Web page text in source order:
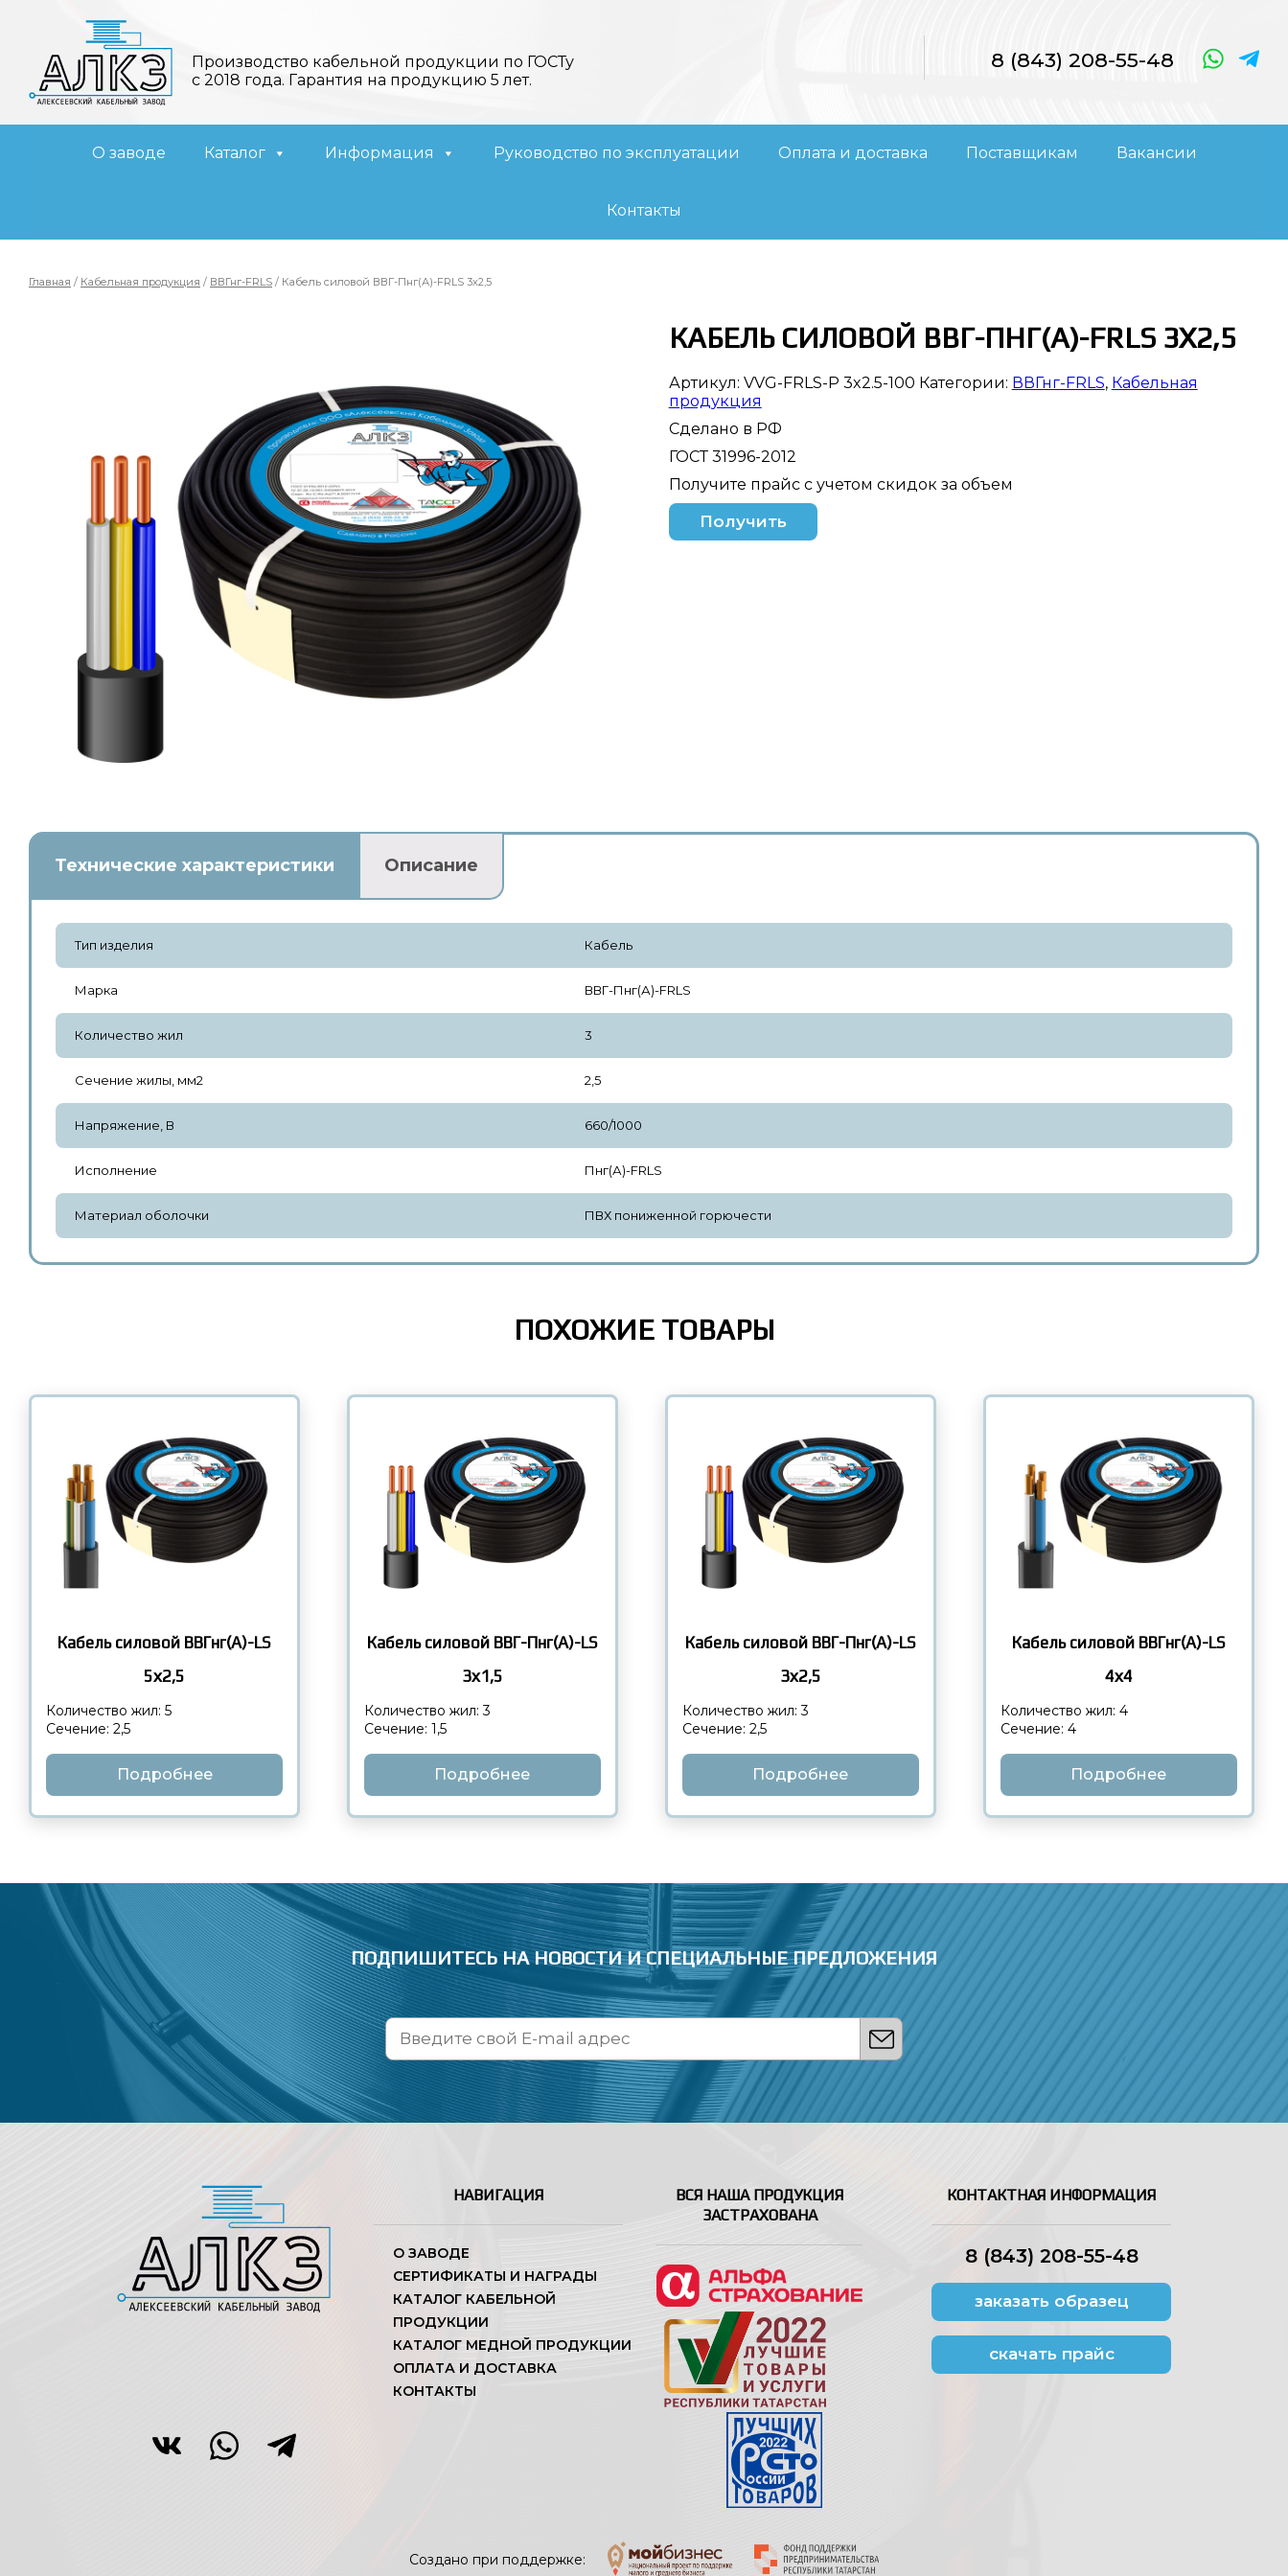
Производство кабельной продукции по ГОСТу
с 2018 года. Гарантия на продукцию 5 лет.
8 (843) 208-55-48
О заводе Каталог Информация Руководство по эксплуатации Оплата и доставка Поставщикам Вакансии
Контакты
Главная / Кабельная продукция / ВВГнг-FRLS / Кабель силовой ВВГ-Пнг(А)-FRLS 3х2,5
КАБЕЛЬ СИЛОВОЙ ВВГ-ПНГ(А)-FRLS 3Х2,5
Артикул: VVG-FRLS-P 3x2.5-100 Категории: ВВГнг-FRLS, Кабельная
продукция
Сделано в РФ
ГОСТ 31996-2012
Получите прайс с учетом скидок за объем
Получить
Технические характеристики Описание
Тип изделия Кабель
Марка ВВГ-Пнг(А)-FRLS
Количество жил 3
Сечение жилы, мм2 2,5
Напряжение, В 660/1000
Исполнение Пнг(А)-FRLS
Материал оболочки ПВХ пониженной горючести
ПОХОЖИЕ ТОВАРЫ
Кабель силовой ВВГнг(А)-LS
5х2,5
Количество жил: 5
Сечение: 2,5
Подробнее
Кабель силовой ВВГ-Пнг(А)-LS
3х1,5
Количество жил: 3
Сечение: 1,5
Подробнее
Кабель силовой ВВГ-Пнг(А)-LS
3х2,5
Количество жил: 3
Сечение: 2,5
Подробнее
Кабель силовой ВВГнг(А)-LS
4х4
Количество жил: 4
Сечение: 4
Подробнее
ПОДПИШИТЕСЬ НА НОВОСТИИ СПЕЦИАЛЬНЫЕ ПРЕДЛОЖЕНИЯ
НАВИГАЦИЯ
О ЗАВОДЕ
СЕРТИФИКАТЫ И НАГРАДЫ
КАТАЛОГ КАБЕЛЬНОЙ
ПРОДУКЦИИ
КАТАЛОГ МЕДНОЙ ПРОДУКЦИИ
ОПЛАТА И ДОСТАВКА
КОНТАКТЫ
ВСЯ НАША ПРОДУКЦИЯ
ЗАСТРАХОВАНА
КОНТАКТНАЯ ИНФОРМАЦИЯ
8 (843) 208-55-48
заказать образец
скачать прайс
Создано при поддержке: